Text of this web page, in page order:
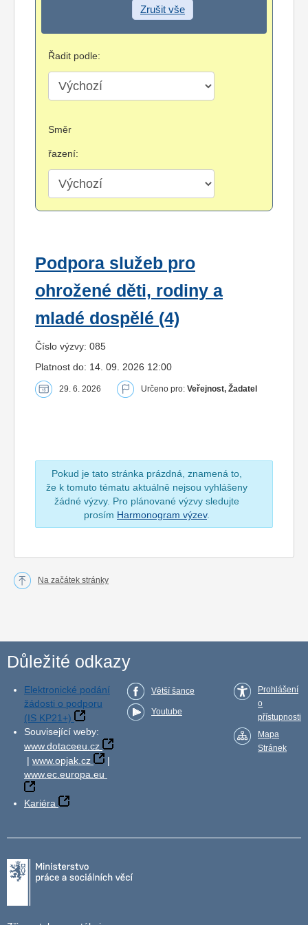
Zrušit vše
Řadit podle:
Směr
řazení:
Podpora služeb pro
ohrožené děti, rodiny a
mladé dospělé (4)
Číslo výzvy: 085
Platnost do: 14. 09. 2026 12:00
29. 6. 2026 Určeno pro: Veřejnost, Žadatel
Pokud je tato stránka prázdná, znamená to,
že k tomuto tématu aktuálně nejsou vyhlášeny
žádné výzvy. Pro plánované výzvy sledujte
prosím Harmonogram výzev.
Na začátek stránky
Důležité odkazy
Elektronické podání
žádosti o podporu
(IS KP21+)
Související weby:
www.dotaceeu.cz
| www.opjak.cz
|
www.ec.europa.eu
Kariéra
Větší šance
Youtube
Prohlášení
o
přístupnosti
Mapa
Stránek